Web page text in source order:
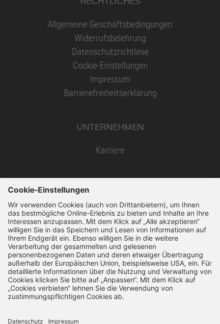
RECHTLICHES
Allgemeine Geschäftsbedingungen
Widerrufsbelehrung
Datenschutzrichtlinie
Cookie-Einstellungen
Impressum
Barrierefreiheitserklärung
UNTERNEHMEN
Karriere
SSL-Verschlüsselung 14 Tage Widerruf
Schnelle Bearbeitung
VERTRAG WIDERRUFEN